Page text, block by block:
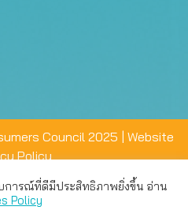
Council 2025 | Website
Policy
บการณ์ที่ดีมีประสิทธิภาพยิ่งขึ้น อ่าน
Policy
การณ์การใช้งานที่ดีให้แก่ท่าน คุณ